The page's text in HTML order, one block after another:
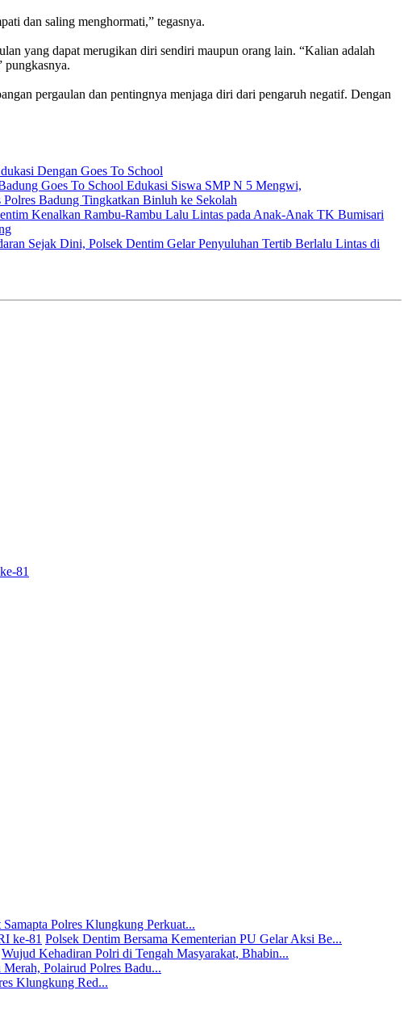
dan saling menghormati,” tegasnya.
yang dapat merugikan diri sendiri maupun orang lain. “Kalian adalah
pungkasnya.
pergaulan dan pentingnya menjaga diri dari pengaruh negatif. Dengan
Dengan Goes To School
Goes To School Edukasi Siswa SMP N 5 Mengwi,
Badung Tingkatkan Binluh ke Sekolah
Kenalkan Rambu-Rambu Lalu Lintas pada Anak-Anak TK Bumisari
Sejak Dini, Polsek Dentim Gelar Penyuluhan Tertib Berlalu Lintas di
81
Polres Klungkung Perkuat...
Polsek Dentim Bersama Kementerian PU Gelar Aksi Be...
Wujud Kehadiran Polri di Tengah Masyarakat, Bhabin...
Polairud Polres Badu...
Klungkung Red...